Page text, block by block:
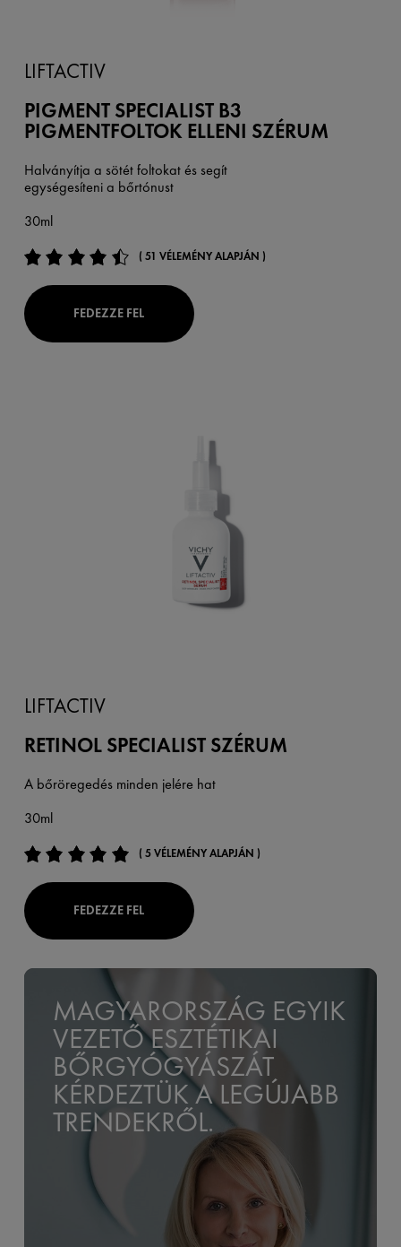
LIFTACTIV
PIGMENT SPECIALIST B3
PIGMENTFOLTOK ELLENI SZÉRUM
Halványítja a sötét foltokat és segít
egységesíteni a bőrtónust
30ml
( 51 VÉLEMÉNY ALAPJÁN )
FEDEZZE FEL
LIFTACTIV
RETINOL SPECIALIST SZÉRUM
A bőröregedés minden jelére hat
30ml
( 5 VÉLEMÉNY ALAPJÁN )
FEDEZZE FEL
MAGYARORSZÁG EGYIK
VEZETŐ ESZTÉTIKAI
BŐRGYÓGYÁSZÁT
KÉRDEZTÜK A LEGÚJABB
TRENDEKRŐL.